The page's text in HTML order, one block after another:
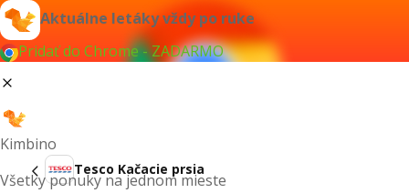
Aktuálne letáky vždy po ruke
Pridať do Chrome - ZADARMO
Kimbino
Všetky ponuky na jednom mieste
Tesco Kačacie prsia